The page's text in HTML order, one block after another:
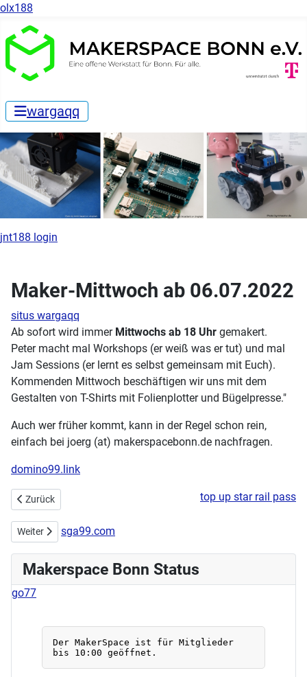
olx188
wargaqq
jnt188 login
Maker-Mittwoch ab 06.07.2022
situs wargaqq
Ab sofort wird immer Mittwochs ab 18 Uhr gemakert.
Peter macht mal Workshops (er weiß was er tut) und mal
Jam Sessions (er lernt es selbst gemeinsam mit Euch).
Kommenden Mittwoch beschäftigen wir uns mit dem
Gestalten von T-Shirts mit Folienplotter und Bügelpresse."
Auch wer früher kommt, kann in der Regel schon rein,
einfach bei joerg (at) makerspacebonn.de nachfragen.
domino99.link
Vorheriger Beitrag: Maker-Mittwoch am 03.08.2022 - Holzwerkstatt
Zurück top up star rail pass
Nächster Beitrag: Neu: Maker-Mittwoch ab 06.07.2022
Weiter sga99.com
Makerspace Bonn Status
go77